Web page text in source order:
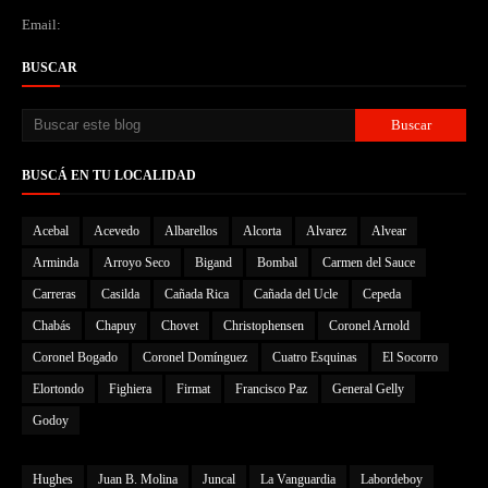
Email:
BUSCAR
BUSCÁ EN TU LOCALIDAD
Acebal Acevedo Albarellos Alcorta Alvarez Alvear
Arminda Arroyo Seco Bigand Bombal Carmen del Sauce
Carreras Casilda Cañada Rica Cañada del Ucle Cepeda
Chabás Chapuy Chovet Christophensen Coronel Arnold
Coronel Bogado Coronel Domínguez Cuatro Esquinas El Socorro
Elortondo Fighiera Firmat Francisco Paz General Gelly
Godoy
Hughes Juan B. Molina Juncal La Vanguardia Labordeboy